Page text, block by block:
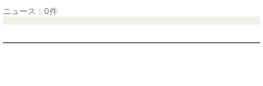
ニュース：0件